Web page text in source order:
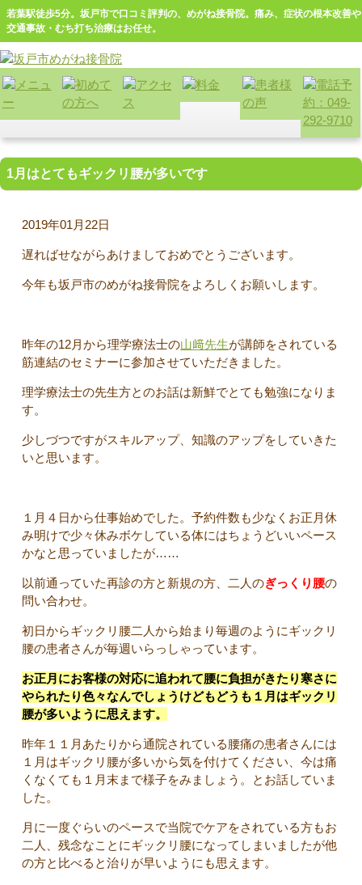
若葉駅徒歩5分。坂戸市で口コミ評判の、めがね接骨院。痛み、症状の根本改善や
交通事故・むち打ち治療はお任せ。
1月はとてもギックリ腰が多いです
2019年01月22日
遅ればせながらあけましておめでとうございます。
今年も坂戸市のめがね接骨院をよろしくお願いします。
昨年の12月から理学療法士の山﨑先生が講師をされている
筋連結のセミナーに参加させていただきました。
理学療法士の先生方とのお話は新鮮でとても勉強になりま
す。
少しづつですがスキルアップ、知識のアップをしていきた
いと思います。
１月４日から仕事始めでした。予約件数も少なくお正月休
み明けで少々休みボケしている体にはちょうどいいペース
かなと思っていましたが……
以前通っていた再診の方と新規の方、二人のぎっくり腰の
問い合わせ。
初日からギックリ腰二人から始まり毎週のようにギックリ
腰の患者さんが毎週いらっしゃっています。
お正月にお客様の対応に追われて腰に負担がきたり寒さに
やられたり色々なんでしょうけどもどうも１月はギックリ
腰が多いように思えます。
昨年１１月あたりから通院されている腰痛の患者さんには
１月はギックリ腰が多いから気を付けてください、今は痛
くなくても１月末まで様子をみましょう。とお話していま
した。
月に一度ぐらいのペースで当院でケアをされている方もお
二人、残念なことにギックリ腰になってしまいましたが他
の方と比べると治りが早いようにも思えます。